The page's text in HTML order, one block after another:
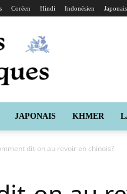
Coréen Hindi Indonésien Japonais
JAPONAIS KHMER
dit-on au revoir en chinois?